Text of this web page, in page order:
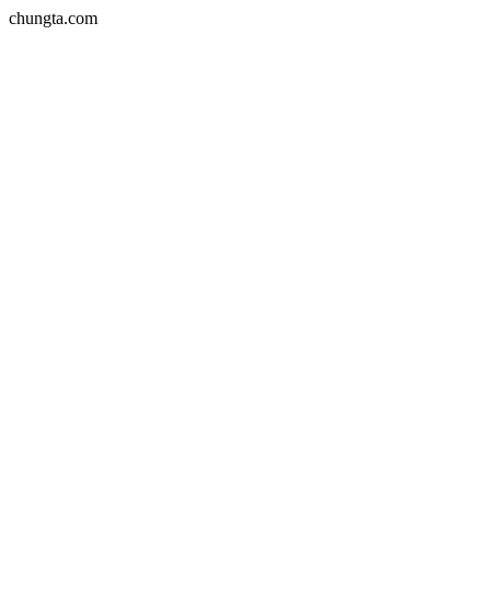
chungta.com